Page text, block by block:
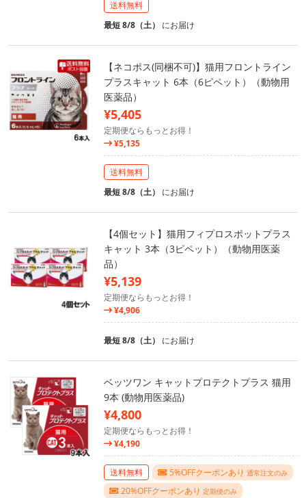
送料無料
最短 8/8（土） にお届け
【ネコポス(同梱不可)】猫用フロントライン
プラスキャット 6本（6ピペット）（動物用
医薬品）
¥5,405
定期便ならもっとお得！
¥5,135
送料無料
最短 8/8（土） にお届け
【4個セット】猫用フィプロスポットプラス
キャット 3本（3ピペット）（動物用医薬
品）
¥5,139
定期便ならもっとお得！
¥4,906
最短 8/8（土） にお届け
ベッツワン キャットプロテクトプラス 猫用
9本 (動物用医薬品)
¥4,800
定期便ならもっとお得！
¥4,190
送料無料 5%OFFクーポンあり 通常注文のみ
20%OFFクーポンあり 定期便のみ